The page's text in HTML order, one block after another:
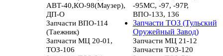
АВТ-40,КО-98(Маузер),
ДП-О
-95МС, -97, -97Р,
ВПО-133, 136
Запчасти ВПО-114
(Таежник)
Запчасти ТОЗ (Тульский
Оружейный Завод)
Запчасти МЦ 20-01,
ТОЗ-106
Запчасти МЦ 21-12
Запчасти ТОЗ-120